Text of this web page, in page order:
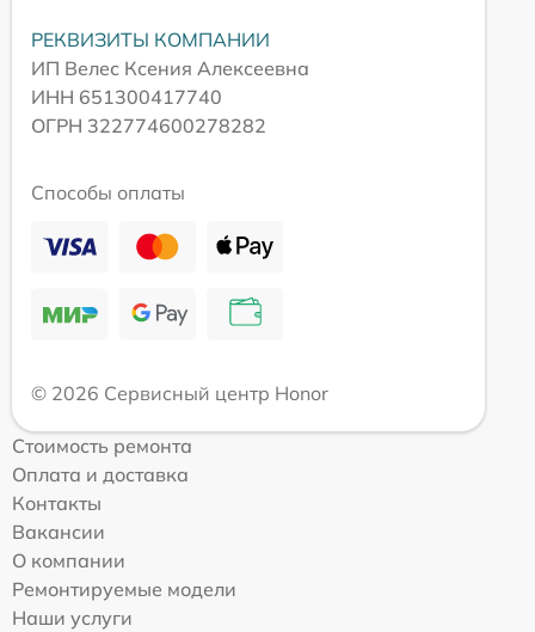
РЕКВИЗИТЫ КОМПАНИИ
ИП Велес Ксения Алексеевна
ИНН 651300417740
ОГРН 322774600278282
Способы оплаты
© 2026 Сервисный центр Honor
Стоимость ремонта
Оплата и доставка
Контакты
Вакансии
О компании
Ремонтируемые модели
Наши услуги